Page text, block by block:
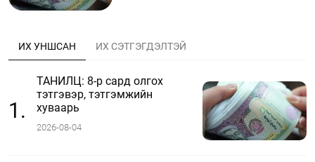
ИХ УНШСАН ИХ СЭТГЭГДЭЛТЭЙ
1.
ТАНИЛЦ: 8-р сард олгох
тэтгэвэр, тэтгэмжийн
хуваарь
2026-08-04